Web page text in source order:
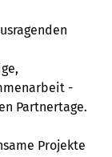
-
Partnertage.
Projekte